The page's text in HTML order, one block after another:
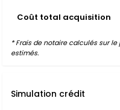
Coût total acquisition
* Frais de notaire calculés sur
estimés.
Simulation crédit